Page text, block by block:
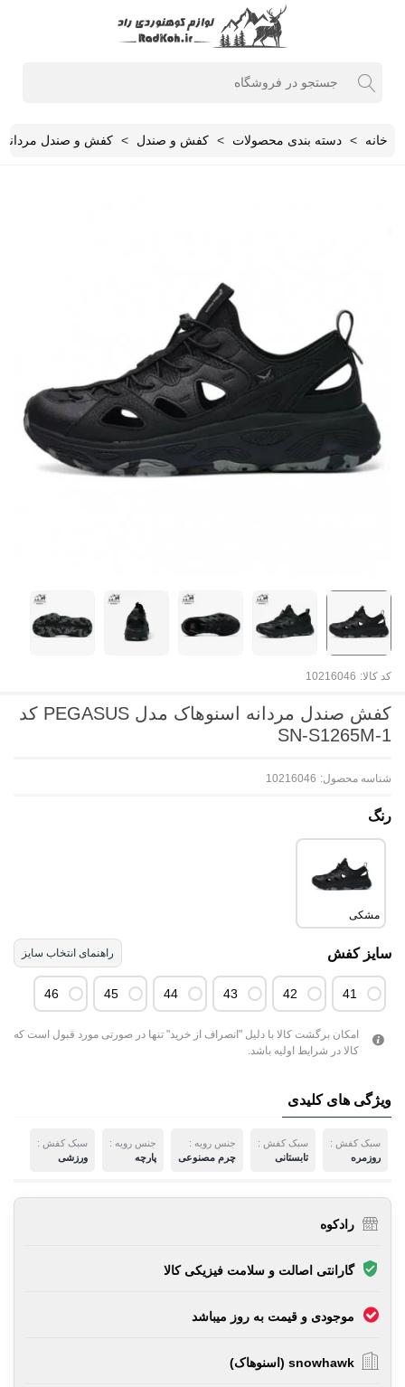
خانه > دسته بندی محصولات > کفش و صندل > کفش و صندل مردانه
کد کالا: 10216046
کفش صندل مردانه اسنوهاک مدل PEGASUS کد
SN-S1265M-1
شناسه محصول: 10216046
رنگ
مشکی
سایز کفش راهنمای انتخاب سایز
41
42
43
44
45
46
امکان برگشت کالا با دلیل "انصراف از خرید" تنها در صورتی مورد قبول است که
کالا در شرایط اولیه باشد.
ویژگی های کلیدی
سبک کفش :
روزمره
سبک کفش :
تابستانی
جنس رویه :
چرم مصنوعی
جنس رویه :
پارچه
سبک کفش :
ورزشی
رادکوه
گارانتی اصالت و سلامت فیزیکی کالا
موجودی و قیمت به روز میباشد
snowhawk (اسنوهاک)